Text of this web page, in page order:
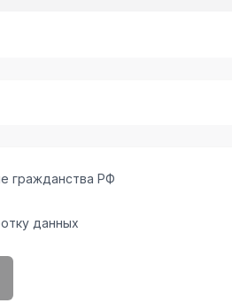
гражданства РФ
данных